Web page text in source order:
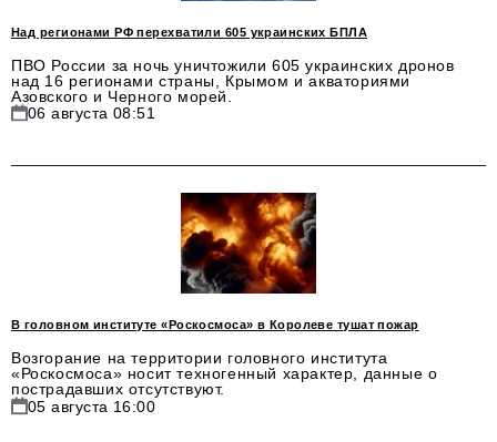
Над регионами РФ перехватили 605 украинских БПЛА
ПВО России за ночь уничтожили 605 украинских дронов
над 16 регионами страны, Крымом и акваториями
Азовского и Черного морей.
06 августа 08:51
В головном институте «Роскосмоса» в Королеве тушат пожар
Возгорание на территории головного института
«Роскосмоса» носит техногенный характер, данные о
пострадавших отсутствуют.
05 августа 16:00